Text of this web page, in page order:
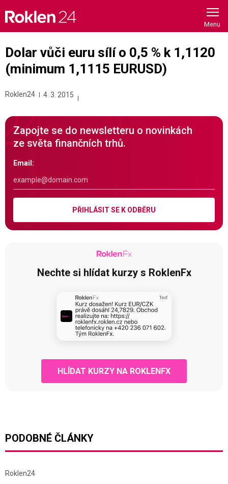
content
Dolar vůči euru sílí o 0,5 % k 1,1120
(minimum 1,1115 EURUSD)
Roklen24 4. 3. 2015
Zapojte se do newsletteru o novinkách
ze světa finančních trhů.
Email:
PŘIHLÁSIT SE K ODBĚRU
Nechte si hlídat kurzy s RoklenFx
HLÍDAT KURZY NA ROKLENFX
PODOBNÉ ČLÁNKY
Roklen24